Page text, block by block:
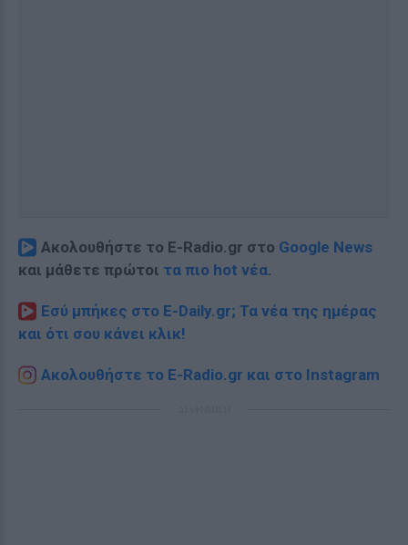
Ακολουθήστε το E-Radio.gr στο Google News
και μάθετε πρώτοι τα πιο hot νέα.
Εσύ μπήκες στο E-Daily.gr; Τα νέα της ημέρας
και ότι σου κάνει κλικ!
Ακολουθήστε το E-Radio.gr και στο Instagram